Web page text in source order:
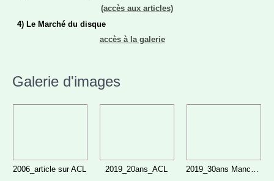
(accès aux articles)
4) Le Marché du disque
accès à la galerie
Galerie d'images
2006_article sur ACL 2019_20ans_ACL